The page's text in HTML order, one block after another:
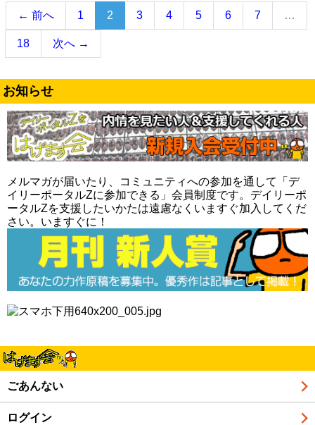
← 前へ 1 2
の
ジ）
3 4 5 6 7 …
18 次へ →
お知らせ
メルマガが届いたり、コミュニティへの参加を通して「デ
イリーポータルZに参加できる」会員制度です。デイリーポ
ータルZを支援したいかたは遠慮なくいますぐ加入してくだ
さい。いますぐに！
ごあんない
ログイン